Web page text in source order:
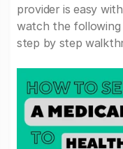
provider is easy
watch the
step by step